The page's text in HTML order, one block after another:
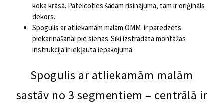
koka krāsā. Pateicoties šādam risinājuma, tam ir oriģināls
dekors.
Spogulis ar atliekamām malām OMM ir paredzēts
piekarināšanai pie sienas. Sīki izstrādāta montāžas
instrukcija ir iekļauta iepakojumā.
Spogulis ar atliekamām malām
sastāv no 3 segmentiem – centrālā ir